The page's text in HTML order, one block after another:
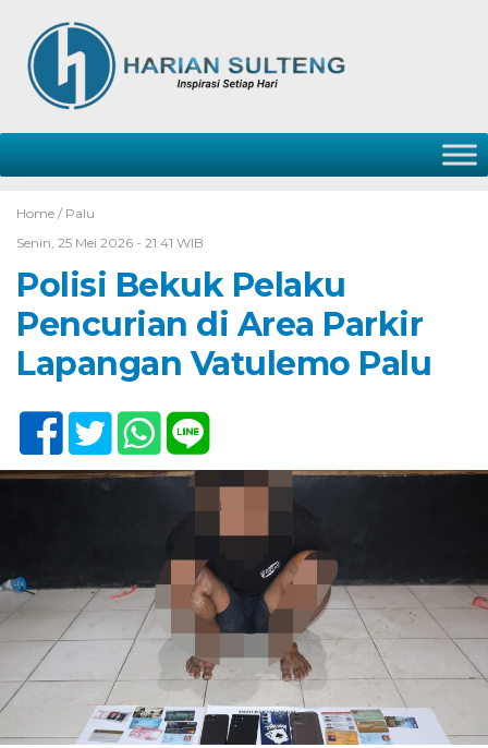
Home / Palu
Senin, 25 Mei 2026 - 21:41 WIB
Polisi Bekuk Pelaku
Pencurian di Area Parkir
Lapangan Vatulemo Palu